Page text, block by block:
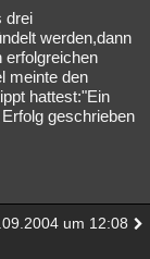
drei
werden,dann
erfolgreichen
meinte den
hattest:"Ein
geschrieben
um 12:08